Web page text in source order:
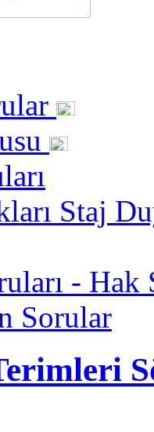
Staj
-
Sorular